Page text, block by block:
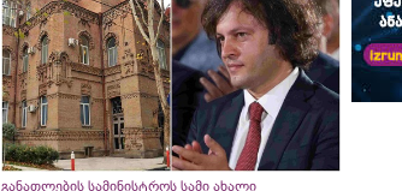
განათლების სამინისტროს სამი ახალი